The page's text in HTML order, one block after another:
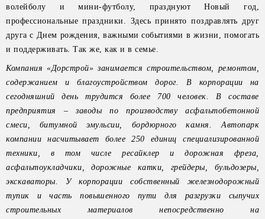
волейболу и мини-футболу, празднуют Новый год,
профессиональные праздники. Здесь принято поздравлять друг
друга с Днем рождения, важными событиями в жизни, помогать
и поддерживать. Так же, как и в семье.
Компания «Дорстрой» занимается строительством, ремонтом,
содержанием и благоустройством дорог. В корпорации на
сегодняшний день трудится более 700 человек. В составе
предприятия – заводы по производству асфальтобетонной
смеси, битумной эмульсии, бордюрного камня. Автопарк
компании насчитывает более 250 единиц специализированной
техники, в том числе ресайклер и дорожная фреза,
асфальтоукладчики, дорожные катки, грейдеры, бульдозеры,
экскаваторы. У корпорации собственный железнодорожный
тупик и часть повышенного пути для разгрузки сыпучих
строительных материалов непосредственно на